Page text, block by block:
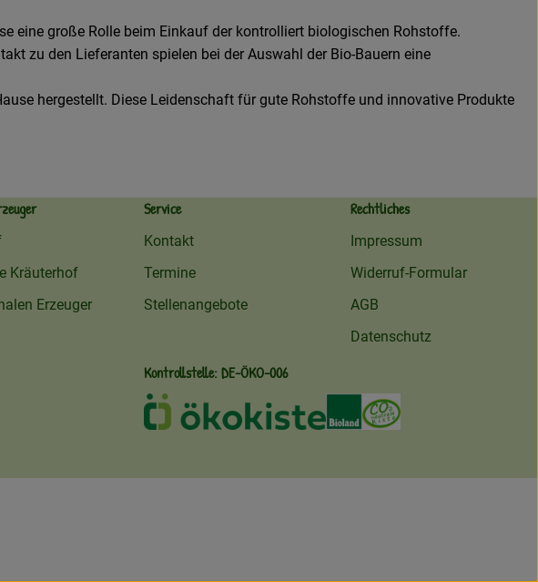
eine große Rolle beim Einkauf der kontrolliert biologischen Rohstoffe.
zu den Lieferanten spielen bei der Auswahl der Bio-Bauern eine
hergestellt. Diese Leidenschaft für gute Rohstoffe und innovative Produkte
Kräuterhof
Erzeuger
Service
Kontakt
Termine
Stellenangebote
Rechtliches
Impressum
Widerruf-Formular
AGB
Datenschutz
amperhofoekokiste
Kontrollstelle: DE-ÖKO-006
Externer Link zu /ueber-uns/
Externer Link zu /
Externer Link zu /